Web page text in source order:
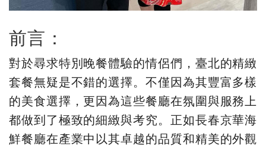
前言：
對於尋求特別晚餐體驗的情侶們，臺北的精緻
套餐無疑是不錯的選擇。不僅因為其豐富多樣
的美食選擇，更因為這些餐廳在氛圍與服務上
都做到了極致的細緻與考究。正如長春京華海
鮮餐廳在產業中以其卓越的品質和精美的外觀